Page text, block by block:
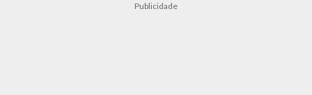
Publicidade